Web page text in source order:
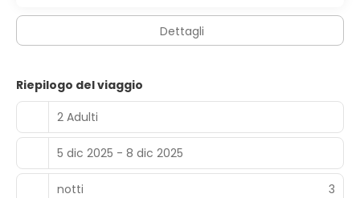
Dettagli
Riepilogo del viaggio
2 Adulti
5 dic 2025 - 8 dic 2025
notti 3